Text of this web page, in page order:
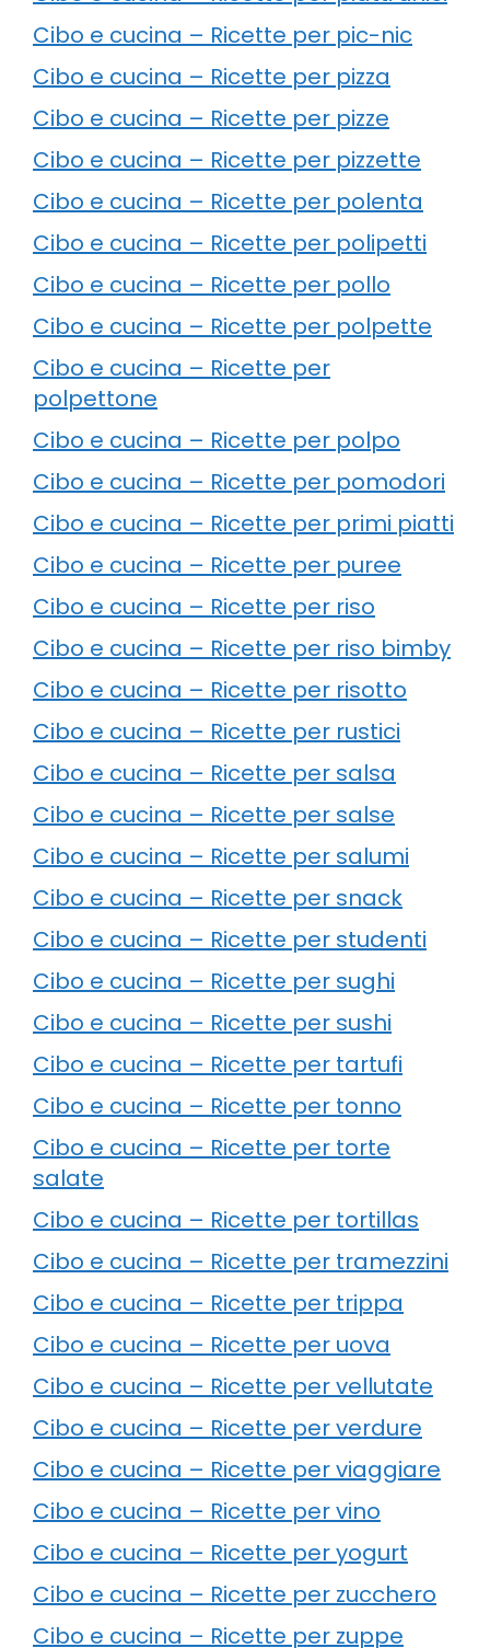
Cibo e cucina – Ricette per pic-nic
Cibo e cucina – Ricette per pizza
Cibo e cucina – Ricette per pizze
Cibo e cucina – Ricette per pizzette
Cibo e cucina – Ricette per polenta
Cibo e cucina – Ricette per polipetti
Cibo e cucina – Ricette per pollo
Cibo e cucina – Ricette per polpette
Cibo e cucina – Ricette per
polpettone
Cibo e cucina – Ricette per polpo
Cibo e cucina – Ricette per pomodori
Cibo e cucina – Ricette per primi piatti
Cibo e cucina – Ricette per puree
Cibo e cucina – Ricette per riso
Cibo e cucina – Ricette per riso bimby
Cibo e cucina – Ricette per risotto
Cibo e cucina – Ricette per rustici
Cibo e cucina – Ricette per salsa
Cibo e cucina – Ricette per salse
Cibo e cucina – Ricette per salumi
Cibo e cucina – Ricette per snack
Cibo e cucina – Ricette per studenti
Cibo e cucina – Ricette per sughi
Cibo e cucina – Ricette per sushi
Cibo e cucina – Ricette per tartufi
Cibo e cucina – Ricette per tonno
Cibo e cucina – Ricette per torte
salate
Cibo e cucina – Ricette per tortillas
Cibo e cucina – Ricette per tramezzini
Cibo e cucina – Ricette per trippa
Cibo e cucina – Ricette per uova
Cibo e cucina – Ricette per vellutate
Cibo e cucina – Ricette per verdure
Cibo e cucina – Ricette per viaggiare
Cibo e cucina – Ricette per vino
Cibo e cucina – Ricette per yogurt
Cibo e cucina – Ricette per zucchero
Cibo e cucina – Ricette per zuppe